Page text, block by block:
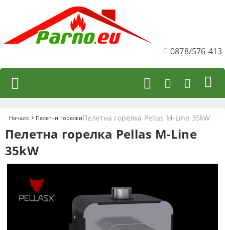
0878/576-413
Начало Пелетни горелкиПелетна горелка Pellas M-Line 35kW
Пелетна горелка Pellas M-Line
35kW